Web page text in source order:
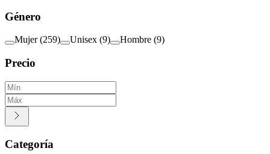
Género
Mujer (259) Unisex (9) Hombre (9)
Precio
Categoría